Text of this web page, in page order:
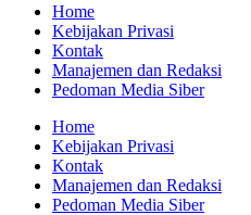
Home
Kebijakan Privasi
Kontak
Manajemen dan Redaksi
Pedoman Media Siber
Home
Kebijakan Privasi
Kontak
Manajemen dan Redaksi
Pedoman Media Siber